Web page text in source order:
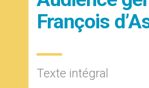
François
Texte intégral